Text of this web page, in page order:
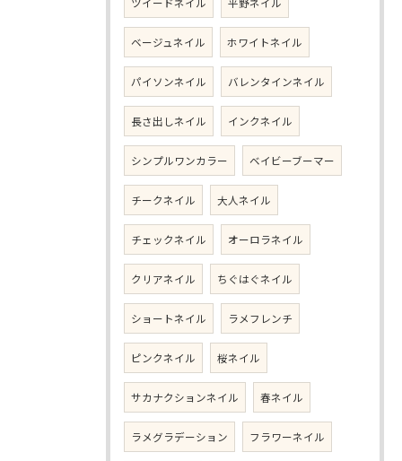
ツイードネイル 平野ネイル
ベージュネイル ホワイトネイル
パイソンネイル バレンタインネイル
長さ出しネイル インクネイル
シンプルワンカラー ベイビーブーマー
チークネイル 大人ネイル
チェックネイル オーロラネイル
クリアネイル ちぐはぐネイル
ショートネイル ラメフレンチ
ピンクネイル 桜ネイル
サカナクションネイル 春ネイル
ラメグラデーション フラワーネイル